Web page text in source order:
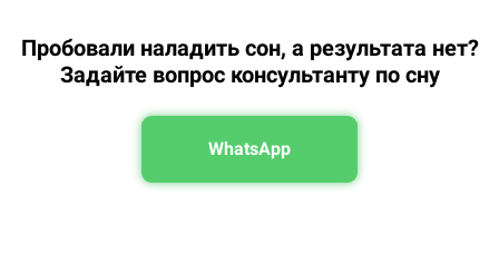
Пробовали наладить сон, а результата нет?
Задайте вопрос консультанту по сну
WhatsApp